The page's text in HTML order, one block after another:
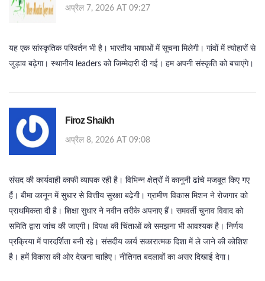
अप्रैल 7, 2026 AT 09:27
यह एक सांस्कृतिक परिवर्तन भी है। भारतीय भाषाओं में सूचना मिलेगी। गांवों में त्योहारों से
जुड़ाव बढ़ेगा। स्थानीय leaders को जिम्मेदारी दी गई। हम अपनी संस्कृति को बचाएंगे।
Firoz Shaikh
अप्रैल 8, 2026 AT 09:08
संसद की कार्यवाही काफी व्यापक रही है। विभिन्न क्षेत्रों में कानूनी ढांचे मजबूत किए गए
हैं। बीमा कानून में सुधार से वित्तीय सुरक्षा बढ़ेगी। ग्रामीण विकास मिशन ने रोजगार को
प्राथमिकता दी है। शिक्षा सुधार ने नवीन तरीके अपनाए हैं। समवर्ती चुनाव विवाद को
समिति द्वारा जांच की जाएगी। विपक्ष की चिंताओं को समझना भी आवश्यक है। निर्णय
प्रक्रिया में पारदर्शिता बनी रहे। संसदीय कार्य सकारात्मक दिशा में ले जाने की कोशिश
है। हमें विकास की ओर देखना चाहिए। नीतिगत बदलावों का असर दिखाई देगा।